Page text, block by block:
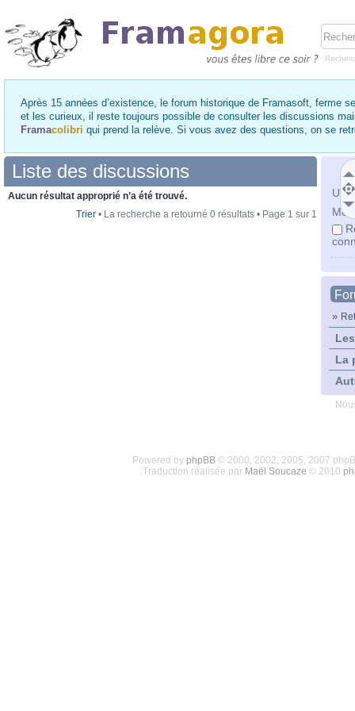
Après 15 années d’existence, le forum historique de Framasoft, ferme
et les curieux, il reste toujours possible de consulter les discussions
Framacolibri qui prend la relève. Si vous avez des questions, on se
Mot
»
La
Liste des discussions
Aucun résultat approprié n’a été trouvé.
Trier • La recherche a retourné 0 résultats • Page 1 sur 1
Powered by phpBB© 2000, 2002, 2005, 2007
Traduction réalisée par Maël Soucaze © 2010